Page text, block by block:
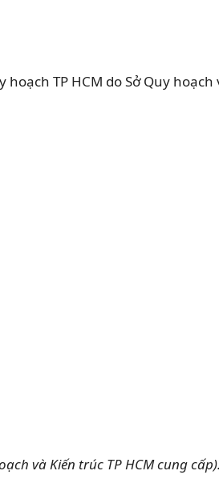
TP HCM do Sở Quy hoạch
và Kiến trúc TP HCM cung cấp).